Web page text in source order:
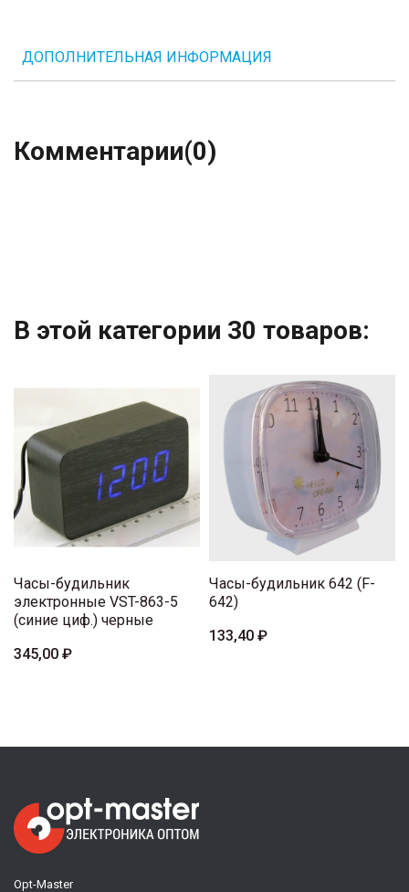
ДОПОЛНИТЕЛЬНАЯ ИНФОРМАЦИЯ
Комментарии(0)
В этой категории 30 товаров:
Часы-будильник
электронные VST-863-5
(синие циф.) черные
345,00 ₽
Часы-будильник 642 (F-
642)
133,40 ₽
Opt-Master